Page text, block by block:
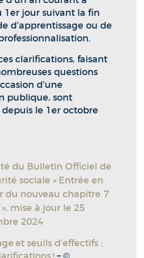
1er jour suivant la fin
d’apprentissage ou de
clarifications, faisant
questions
d’une
publique, sont
le 1er octobre
du Bulletin Officiel de
sociale « Entrée en
du nouveau chapitre 7
mise à jour le 25
2024
et seuils d’effectifs :